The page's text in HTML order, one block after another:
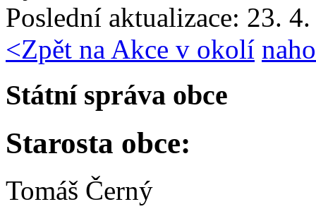
Poslední aktualizace: 23.
<Zpět na Akce v okolí
Státní správa obce
Starosta obce:
Tomáš Černý